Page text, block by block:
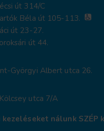
út 314/C
Béla út 105-113.
út 23-27.
út 44.
Györgyi Albert utca 26.
utca 7/A
nálunk SZÉP